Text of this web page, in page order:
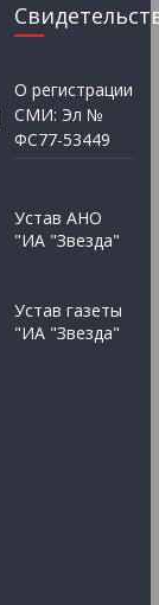
О регистрации
СМИ: Эл №
ФС77-53449
Устав АНО
"ИА "Звезда"
Устав газеты
"ИА "Звезда"